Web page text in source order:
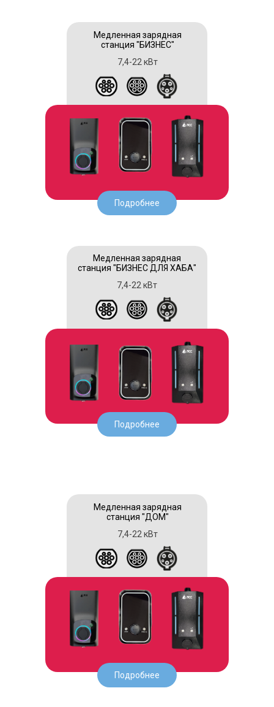
Медленная зарядная
станция "БИЗНЕС"
7,4-22 кВт
Подробнее
Медленная зарядная
станция "БИЗНЕС ДЛЯ ХАБА"
7,4-22 кВт
Подробнее
Медленная зарядная
станция "ДОМ"
7,4-22 кВт
Подробнее